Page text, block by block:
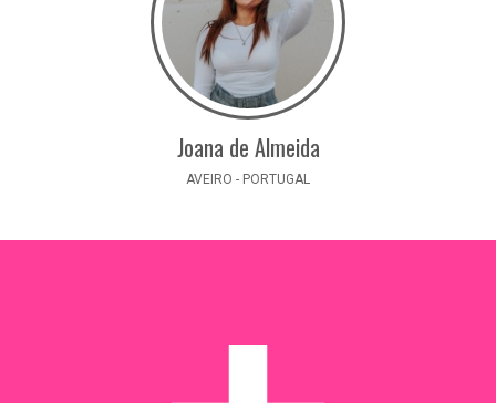
Joana de Almeida
AVEIRO - PORTUGAL